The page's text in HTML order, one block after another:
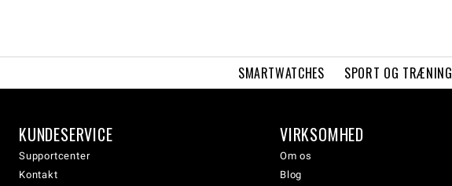
SMARTWATCHES SPORT OG TRÆNING
KUNDESERVICE
Supportcenter
Kontakt
VIRKSOMHED
Om os
Blog